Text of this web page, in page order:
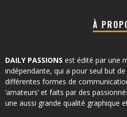
À
DAILY PASSIONS est édité par une
indépendante, qui a pour seul but
différentes formes de
‘amateurs’ et faits par des
une aussi grande qualité graphique